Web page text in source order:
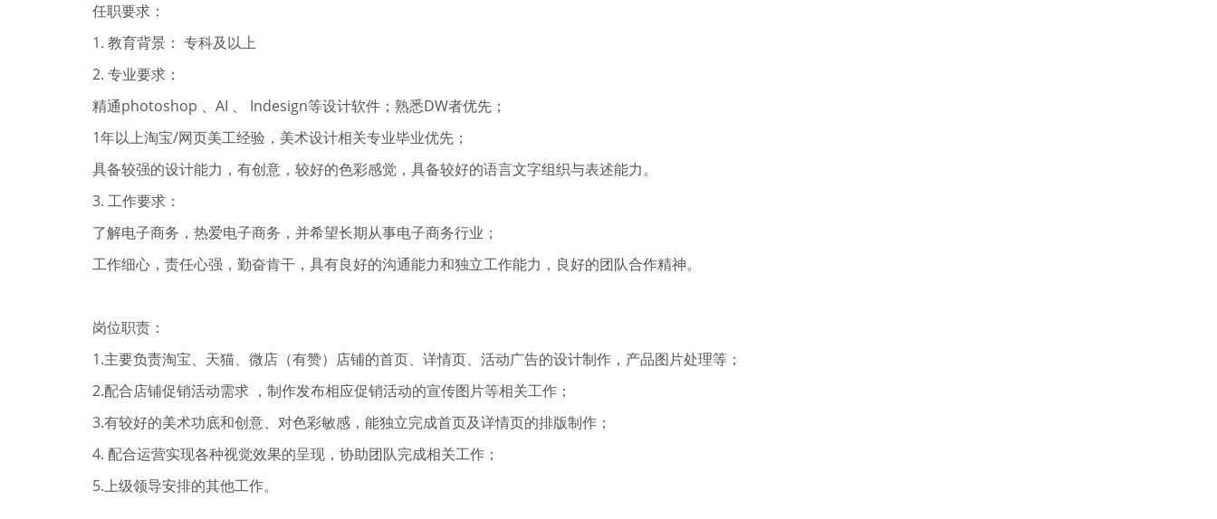
任职要求：
1. 教育背景： 专科及以上
2. 专业要求：
精通photoshop 、AI 、 Indesign等设计软件；熟悉DW者优先；
1年以上淘宝/网页美工经验，美术设计相关专业毕业优先；
具备较强的设计能力，有创意，较好的色彩感觉，具备较好的语言文字组织与表述能力。
3. 工作要求：
了解电子商务，热爱电子商务，并希望长期从事电子商务行业；
工作细心，责任心强，勤奋肯干，具有良好的沟通能力和独立工作能力，良好的团队合作精神。
岗位职责：
1.主要负责淘宝、天猫、微店（有赞）店铺的首页、详情页、活动广告的设计制作，产品图片处理等；
2.配合店铺促销活动需求 ，制作发布相应促销活动的宣传图片等相关工作；
3.有较好的美术功底和创意、对色彩敏感，能独立完成首页及详情页的排版制作；
4. 配合运营实现各种视觉效果的呈现，协助团队完成相关工作；
5.上级领导安排的其他工作。